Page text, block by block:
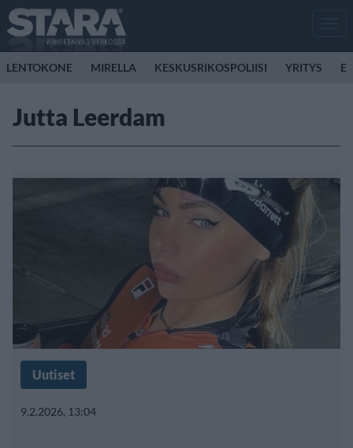
LENTOKONE MIRELLA KESKUSRIKOSPOLIISI YRITYS
Jutta Leerdam
Uutiset
9.2.2026, 13:04